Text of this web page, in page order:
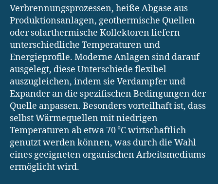
Verbrennungsprozessen, heiße Abgase aus
Produktionsanlagen, geothermische Quellen
oder solarthermische Kollektoren liefern
unterschiedliche Temperaturen und
Energieprofile. Moderne Anlagen sind darauf
ausgelegt, diese Unterschiede flexibel
auszugleichen, indem sie Verdampfer und
Expander an die spezifischen Bedingungen der
Quelle anpassen. Besonders vorteilhaft ist, dass
selbst Wärmequellen mit niedrigen
Temperaturen ab etwa 70 °C wirtschaftlich
genutzt werden können, was durch die Wahl
eines geeigneten organischen Arbeitsmediums
ermöglicht wird.